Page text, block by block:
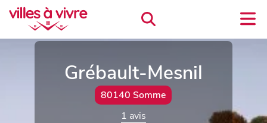
Grébault-Mesnil
80140 Somme
1 avis